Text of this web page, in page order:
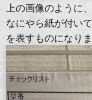
上の画像のように
なにやら紙が付い
を表すものになり